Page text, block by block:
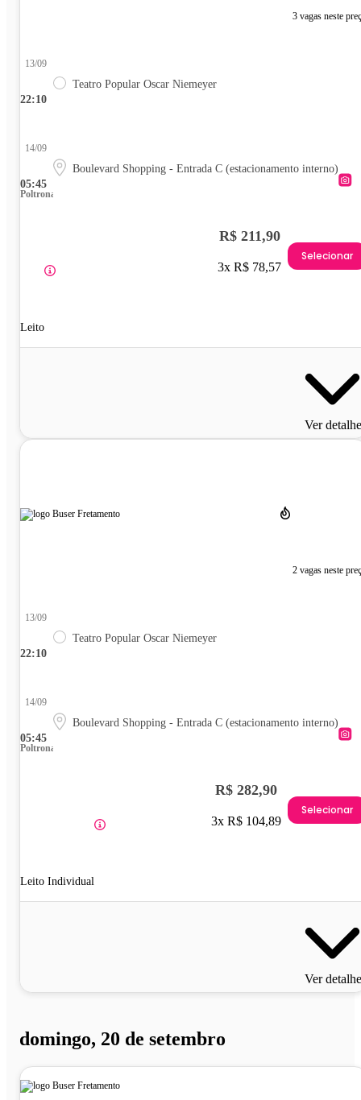
3 vagas neste
22:10
13/09
Teatro Popular Oscar Niemeyer
05:45
14/09
Boulevard Shopping - Entrada C (estacionamento interno)
Poltrona
Leito
R$ 211,90
3x R$ 78,57
Selecionar
Ver
2 vagas neste
22:10
13/09
Teatro Popular Oscar Niemeyer
05:45
14/09
Boulevard Shopping - Entrada C (estacionamento interno)
Poltrona
Leito Individual
R$ 282,90
3x R$ 104,89
Selecionar
Ver
domingo, 20 de setembro